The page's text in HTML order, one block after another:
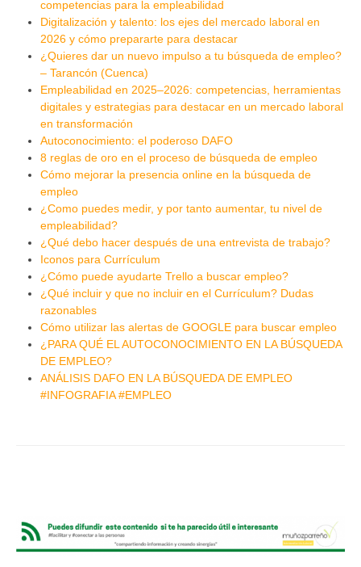
competencias para la empleabilidad
Digitalización y talento: los ejes del mercado laboral en
2026 y cómo prepararte para destacar
¿Quieres dar un nuevo impulso a tu búsqueda de empleo?
– Tarancón (Cuenca)
Empleabilidad en 2025–2026: competencias, herramientas
digitales y estrategias para destacar en un mercado laboral
en transformación
Autoconocimiento: el poderoso DAFO
8 reglas de oro en el proceso de búsqueda de empleo
Cómo mejorar la presencia online en la búsqueda de
empleo
¿Como puedes medir, y por tanto aumentar, tu nivel de
empleabilidad?
¿Qué debo hacer después de una entrevista de trabajo?
Iconos para Currículum
¿Cómo puede ayudarte Trello a buscar empleo?
¿Qué incluir y que no incluir en el Currículum? Dudas
razonables
Cómo utilizar las alertas de GOOGLE para buscar empleo
¿PARA QUÉ EL AUTOCONOCIMIENTO EN LA BÚSQUEDA
DE EMPLEO?
ANÁLISIS DAFO EN LA BÚSQUEDA DE EMPLEO
#INFOGRAFIA #EMPLEO